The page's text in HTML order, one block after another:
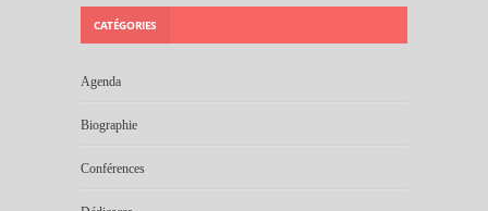
CATÉGORIES
Agenda
Biographie
Conférences